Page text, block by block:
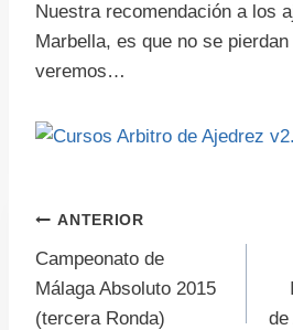
Nuestra recomendación a los
Marbella, es que no se
veremos…
Navegación
de
ANTERIOR
Campeonato de
Málaga Absoluto 2015
(tercera Ronda)
de